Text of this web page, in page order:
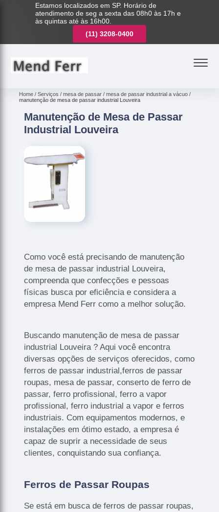
Estamos localizados em SP. Horário de
atendimento de seg a sexta das 08h0 às 17h e
às quintas até às 16h00.
(11) 3208-0400
Home Serviços mesa de passar
mesa de passar industrial a vácuo
manutenção de mesa de passar industrial Louveira
Manutenção de Mesa de Passar
Industrial Louveira
Como você está precisando de manutenção
de mesa de passar industrial Louveira,
compreenda que confecções e pessoas
físicas busca por eficiência e considera a
empresa Mend Ferr como a melhor solução.
Buscando manutenção de mesa de passar
industrial Louveira ? Aqui você encontra
diversas opções de serviços oferecidos, como
ferros de passar industrial,ferros de passar
roupas, mesa de passar, conserto de ferro de
passar, ferro profissional, ferro a vapor
profissional, ferro industrial a vapor e ferros
industriais. Com equipamentos modernos, e
instalações em ótimo estado, a empresa é
capaz de suprir a necessidade de seus
clientes, conquistando sua confiança.
Ferros de Passar Roupas
Se está em busca de ferros de passar roupas,